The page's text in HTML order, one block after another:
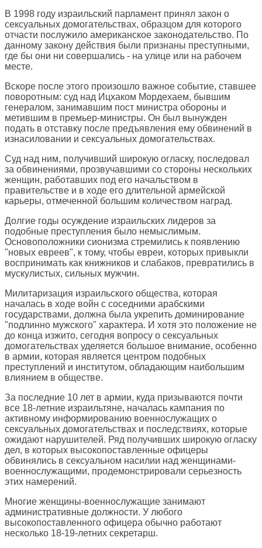
В 1998 году израильский парламент принял закон о
сексуальных домогательствах, образцом для которого
отчасти послужило американское законодательство. По
данному закону действия были признаны преступными,
где бы они ни совершались - на улице или на рабочем
месте.
Вскоре после этого произошло важное событие, ставшее
поворотным: суд над Ицхаком Мордехаем, бывшим
генералом, занимавшим пост министра обороны и
метившим в премьер-министры. Он был вынужден
подать в отставку после предъявления ему обвинений в
изнасиловании и сексуальных домогательствах.
Суд над ним, получивший широкую огласку, последовал
за обвинениями, прозвучавшими со стороны нескольких
женщин, работавших под его начальством в
правительстве и в ходе его длительной армейской
карьеры, отмеченной большим количеством наград.
Долгие годы осуждение израильских лидеров за
подобные преступления было немыслимым.
Основоположники сионизма стремились к появлению
"новых евреев", к тому, чтобы евреи, которых привыкли
воспринимать как книжников и слабаков, превратились в
мускулистых, сильных мужчин.
Милитаризация израильского общества, которая
началась в ходе войн с соседними арабскими
государствами, должна была укрепить доминирование
"подлинно мужского" характера. И хотя это положение не
до конца изжито, сегодня вопросу о сексуальных
домогательствах уделяется большое внимание, особенно
в армии, которая является центром подобных
преступлений и институтом, обладающим наибольшим
влиянием в обществе.
За последние 10 лет в армии, куда призываются почти
все 18-летние израильтяне, началась кампания по
активному информированию военнослужащих о
сексуальных домогательствах и последствиях, которые
ожидают нарушителей. Ряд получивших широкую огласку
дел, в которых высокопоставленные офицеры
обвинялись в сексуальном насилии над женщинами-
военнослужащими, продемонстрировали серьезность
этих намерений.
Многие женщины-военнослужащие занимают
административные должности. У любого
высокопоставленного офицера обычно работают
несколько 18-19-летних секретарш.